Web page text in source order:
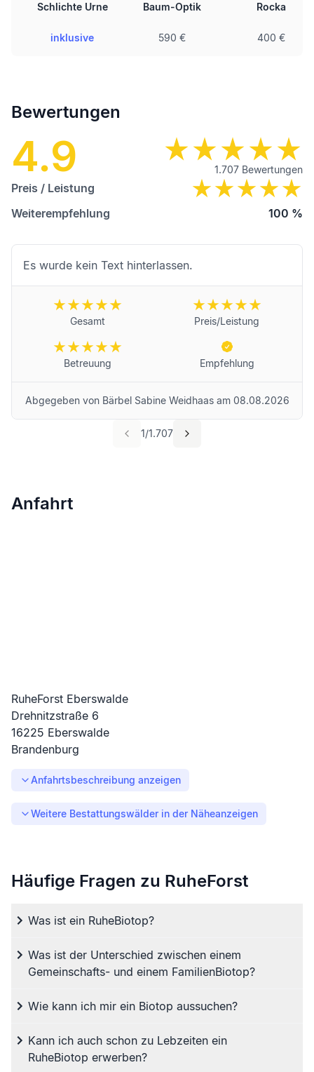
Schlichte Urne
inklusive
Baum-Optik
590 €
Rocka
400 €
Bewertungen
4.9 1.707 Bewertungen
Preis / Leistung
Weiterempfehlung
100 %
1/1.707
Es wurde kein Text hinterlassen.
Gesamt Preis/Leistung
Betreuung Empfehlung
Abgegeben von Bärbel Sabine Weidhaasam 08.08.2026
Anfahrt
RuheForst Eberswalde
Drehnitzstraße 6
16225 Eberswalde
Brandenburg
Anfahrtsbeschreibung anzeigen
Weitere Bestattungswälder in der Näheanzeigen
Häufige Fragen zu RuheForst
Was ist ein RuheBiotop?
Was ist der Unterschied zwischen einem
Gemeinschafts- und einem FamilienBiotop?
Wie kann ich mir ein Biotop aussuchen?
Kann ich auch schon zu Lebzeiten ein
RuheBiotop erwerben?